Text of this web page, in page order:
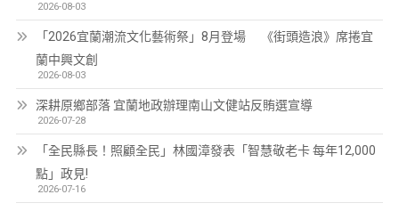
2026-08-03
「2026宜蘭潮流文化藝術祭」8月登場 《街頭造浪》席捲宜
蘭中興文創
2026-08-03
深耕原鄉部落 宜蘭地政辦理南山文健站反賄選宣導
2026-07-28
「全民縣長！照顧全民」林國漳發表「智慧敬老卡 每年12,000
點」政見!
2026-07-16